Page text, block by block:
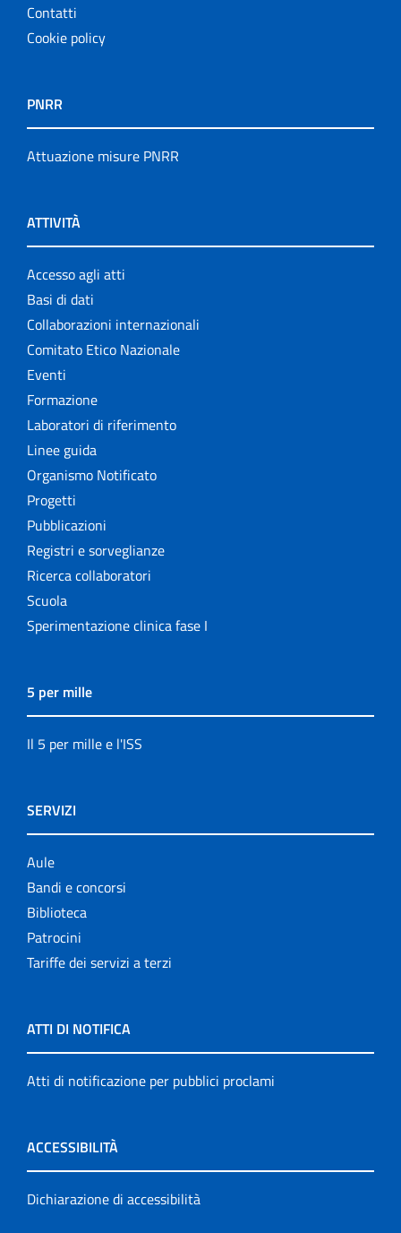
Contatti
Cookie policy
PNRR
Attuazione misure PNRR
ATTIVITÀ
Accesso agli atti
Basi di dati
Collaborazioni internazionali
Comitato Etico Nazionale
Eventi
Formazione
Laboratori di riferimento
Linee guida
Organismo Notificato
Progetti
Pubblicazioni
Registri e sorveglianze
Ricerca collaboratori
Scuola
Sperimentazione clinica fase I
5 per mille
Il 5 per mille e l'ISS
SERVIZI
Aule
Bandi e concorsi
Biblioteca
Patrocini
Tariffe dei servizi a terzi
ATTI DI NOTIFICA
Atti di notificazione per pubblici proclami
ACCESSIBILITÀ
Dichiarazione di accessibilità